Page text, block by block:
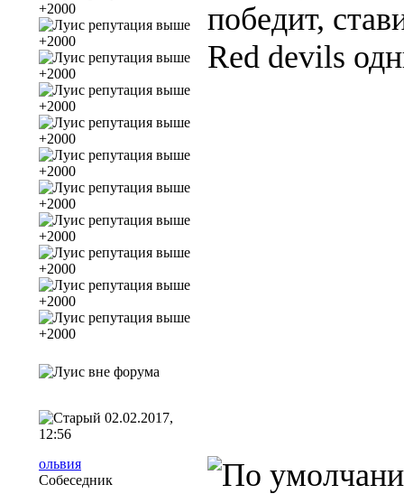
победит,
Red devils
02.02.2017,
12:56
ольвия
Собеседник